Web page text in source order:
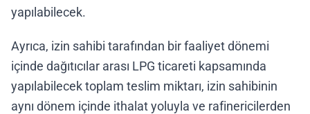
yapılabilecek.
Ayrıca, izin sahibi tarafından bir faaliyet dönemi
içinde dağıtıcılar arası LPG ticareti kapsamında
yapılabilecek toplam teslim miktarı, izin sahibinin
aynı dönem içinde ithalat yoluyla ve rafinericilerden